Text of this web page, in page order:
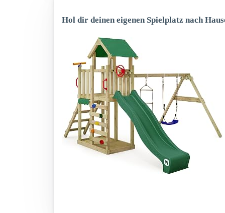
Hol dir deinen eigenen Spielplatz nach